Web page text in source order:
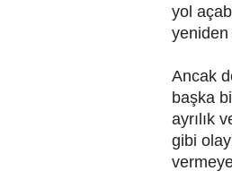
yol
yeniden
Ancak
başka
ayrılık
gibi